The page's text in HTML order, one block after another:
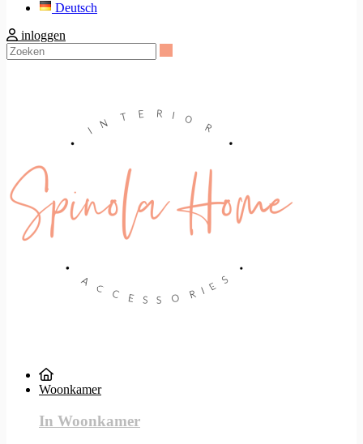
Deutsch
inloggen
Woonkamer
In Woonkamer